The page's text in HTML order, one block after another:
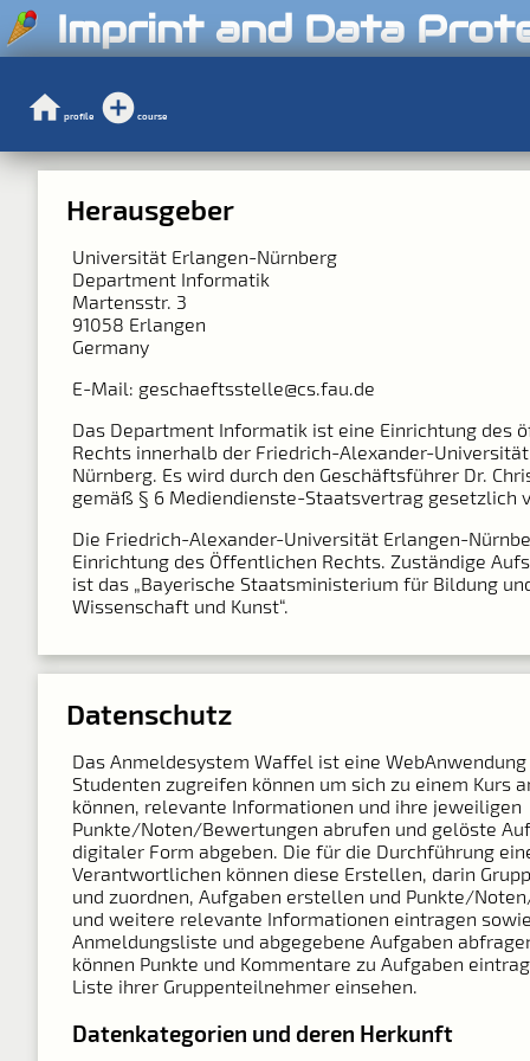
Imprint and Data
profile course
Herausgeber
Universität Erlangen-Nürnberg
Department Informatik
Martensstr. 3
91058 Erlangen
Germany
E-Mail: geschaeftsstelle@cs.fau.de
Das Department Informatik ist eine Einrichtung des
Rechts innerhalb der Friedrich-Alexander-
Nürnberg. Es wird durch den Geschäftsführer Dr.
gemäß § 6 Mediendienste-Staatsvertrag gesetzlich
Die Friedrich-Alexander-Universität Erlangen-
Einrichtung des Öffentlichen Rechts. Zuständige
ist das „Bayerische Staatsministerium für Bildung
Wissenschaft und Kunst“.
Datenschutz
Das Anmeldesystem Waffel ist eine
Studenten zugreifen können um sich zu einem Kurs
können, relevante Informationen und ihre jeweiligen
Punkte/Noten/Bewertungen abrufen und gelöste
digitaler Form abgeben. Die für die Durchführung
Verantwortlichen können diese Erstellen, darin
und zuordnen, Aufgaben erstellen und Punkte/
und weitere relevante Informationen eintragen
Anmeldungsliste und abgegebene Aufgaben
können Punkte und Kommentare zu Aufgaben
Liste ihrer Gruppenteilnehmer einsehen.
Datenkategorien und deren Herkunft